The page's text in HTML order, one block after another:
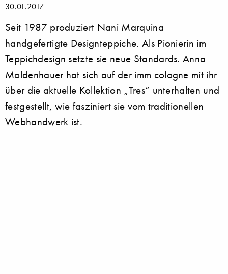
30.01.2017
Seit 1987 produziert Nani Marquina
handgefertigte Designteppiche. Als Pionierin im
Teppichdesign setzte sie neue Standards. Anna
Moldenhauer hat sich auf der imm cologne mit ihr
über die aktuelle Kollektion „Tres“ unterhalten und
festgestellt, wie fasziniert sie vom traditionellen
Webhandwerk ist.